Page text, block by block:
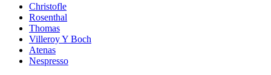
Christofle
Rosenthal
Thomas
Villeroy Y Boch
Atenas
Nespresso